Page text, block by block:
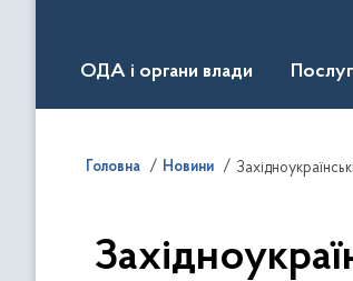
ОДА і органи влади
Головна Новини